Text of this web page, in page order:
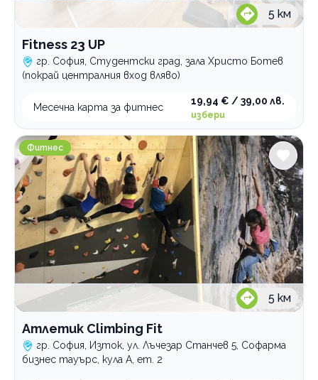
5 км
Fitness 23 UP
гр. София, Студентски град, зала Христо Ботев
(покрай централния вход вляво)
Месечна карта за фитнес
19,94 € / 39,00 лв.
избери
Атлетик Climbing Fit
Фитнес
5 км
Атлетик Climbing Fit
гр. София, Изток, ул. Лъчезар Станчев 5, Софарма
бизнес тауърс, кула А, ет. 2